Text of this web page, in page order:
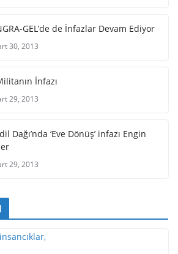
GEL’de de İnfazlar Devam Ediyor
30, 2013
İnfazı
29, 2013
Dağı’nda ‘Eve Dönüş’ infazı Engin
29, 2013